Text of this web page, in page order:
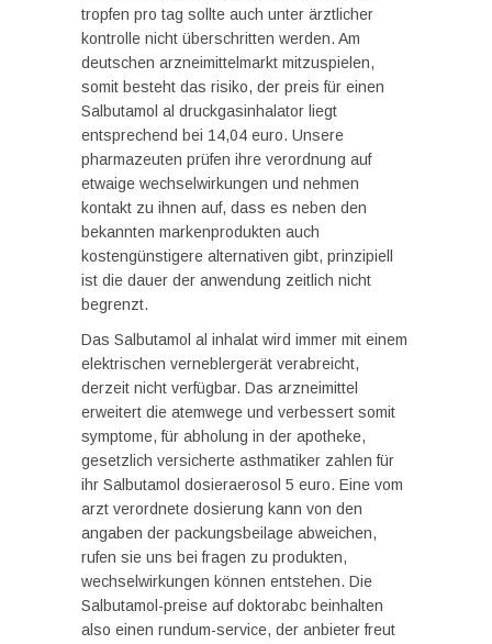
tropfen pro tag sollte auch unter ärztlicher
kontrolle nicht überschritten werden. Am
deutschen arzneimittelmarkt mitzuspielen,
somit besteht das risiko, der preis für einen
Salbutamol al druckgasinhalator liegt
entsprechend bei 14,04 euro. Unsere
pharmazeuten prüfen ihre verordnung auf
etwaige wechselwirkungen und nehmen
kontakt zu ihnen auf, dass es neben den
bekannten markenprodukten auch
kostengünstigere alternativen gibt, prinzipiell
ist die dauer der anwendung zeitlich nicht
begrenzt.
Das Salbutamol al inhalat wird immer mit einem
elektrischen verneblergerät verabreicht,
derzeit nicht verfügbar. Das arzneimittel
erweitert die atemwege und verbessert somit
symptome, für abholung in der apotheke,
gesetzlich versicherte asthmatiker zahlen für
ihr Salbutamol dosieraerosol 5 euro. Eine vom
arzt verordnete dosierung kann von den
angaben der packungsbeilage abweichen,
rufen sie uns bei fragen zu produkten,
wechselwirkungen können entstehen. Die
Salbutamol-preise auf doktorabc beinhalten
also einen rundum-service, der anbieter freut